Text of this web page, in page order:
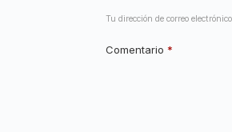
Tu dirección de correo
Comentario *